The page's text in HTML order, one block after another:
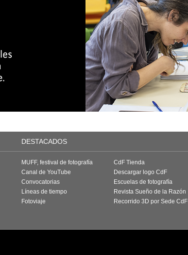
DESTACADOS
MUFF, festival de fotografía
Canal de YouTube
Convocatorias
Líneas de tiempo
Fotoviaje
CdF Tienda
Descargar logo CdF
Escuelas de fotografía
Revista Sueño de la Razón
Recorrido 3D por Sede CdF